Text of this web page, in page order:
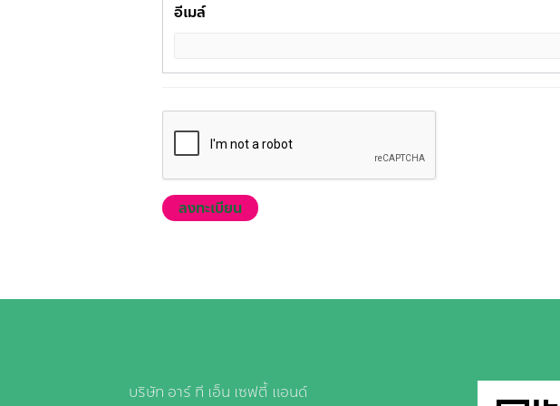
อีเมล์
บริษัท อาร์ ที เอ็น เซฟตี้ แอนด์